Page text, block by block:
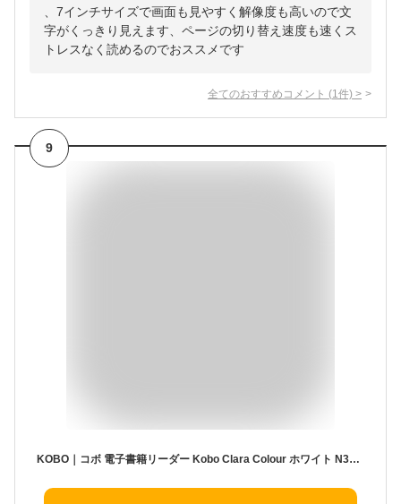
、7インチサイズで画面も見やすく解像度も高いので文
字がくっきり見えます、ページの切り替え速度も速くス
トレスなく読めるのでおススメです
全てのおすすめコメント (1 件) >
9
KOBO｜コボ 電子書籍リーダー Kobo Clara Colour ホワイト N367-KJ-WH-S-CK [6インチ /防水]